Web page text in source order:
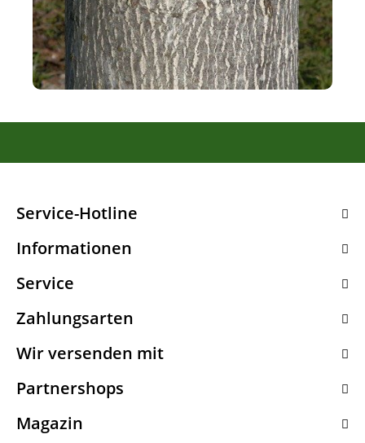
Service-Hotline
Informationen
Service
Zahlungsarten
Wir versenden mit
Partnershops
Magazin